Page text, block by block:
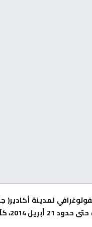
لمدينة